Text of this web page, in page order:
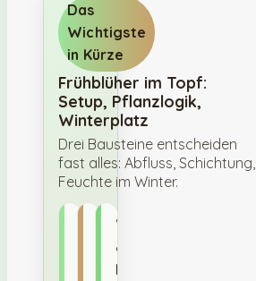
Das
Wichtigste
in Kürze
Frühblüher im Topf:
Setup, Pflanzlogik,
Winterplatz
Drei Bausteine entscheiden
fast alles: Abfluss, Schichtung,
Feuchte im Winter.
Topf-
Check
Pflanzlogik
Winter
&
Nachblüte